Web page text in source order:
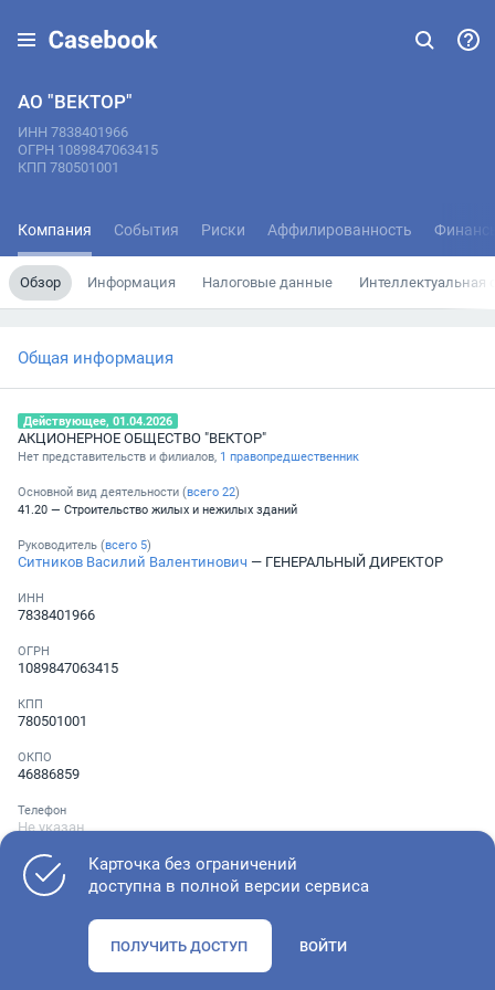
АО "ВЕКТОР"
ИНН 7838401966
ОГРН 1089847063415
КПП 780501001
Компания События Риски Аффилированность
Обзор Информация Налоговые данные Интеллектуальная
Общая информация
Действующее, 01.04.2026
АКЦИОНЕРНОЕ ОБЩЕСТВО "ВЕКТОР"
Нет представительств и филиалов, 1 правопредшественник
Основной вид деятельности (всего 22)
41.20 — Строительство жилых и нежилых зданий
Руководитель (всего 5)
Ситников Василий Валентинович — ГЕНЕРАЛЬНЫЙ ДИРЕКТОР
ИНН
7838401966
ОГРН
1089847063415
КПП
780501001
ОКПО
46886859
Телефон
Не указан
Проверьте учредительные документы, адрес регистрации и
Карточка без ограничений
доступна в полной версии сервиса
ПОЛУЧИТЬ ДОСТУП ВОЙТИ